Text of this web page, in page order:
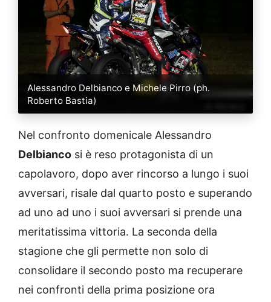
Alessandro Delbianco e Michele Pirro (ph.
Roberto Bastia)
Nel confronto domenicale Alessandro
Delbianco si è reso protagonista di un
capolavoro, dopo aver rincorso a lungo i suoi
avversari, risale dal quarto posto e superando
ad uno ad uno i suoi avversari si prende una
meritatissima vittoria. La seconda della
stagione che gli permette non solo di
consolidare il secondo posto ma recuperare
nei confronti della prima posizione ora